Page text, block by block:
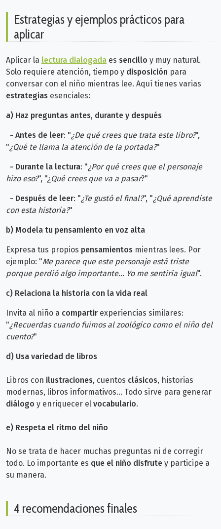
Estrategias y ejemplos prácticos para
aplicar
Aplicar la lectura dialogada es sencillo y muy natural.
Solo requiere atención, tiempo y disposición para
conversar con el niño mientras lee. Aquí tienes varias
estrategias esenciales:
a) Haz preguntas antes, durante y después
- Antes de leer: "¿De qué crees que trata este libro?",
"¿Qué te llama la atención de la portada?"
- Durante la lectura: "¿Por qué crees que el personaje
hizo eso?", "¿ Qué crees que va a pasar?"
- Después de leer: "¿Te gustó el final?", "¿Qué aprendiste
con esta historia?"
b) Modela tu pensamiento en voz alta
Expresa tus propios pensamientos mientras lees. Por
ejemplo: "Me parece que este personaje está triste
porque perdió algo importante... Yo me sentiría igual".
c) Relaciona la historia con la vida real
Invita al niño a compartir experiencias similares:
"¿Recuerdas cuando fuimos al zoológico como el niño del
cuento?"
d) Usa variedad de libros
Libros con ilustraciones, cuentos clásicos, historias
modernas, libros informativos... Todo sirve para generar
diálogo y enriquecer el vocabulario.
e) Respeta el ritmo del niño
No se trata de hacer muchas preguntas ni de corregir
todo. Lo importante es que el niño disfrute y participe a
su manera.
4 recomendaciones finales